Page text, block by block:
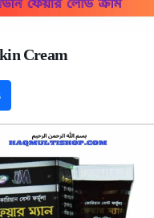
Cream